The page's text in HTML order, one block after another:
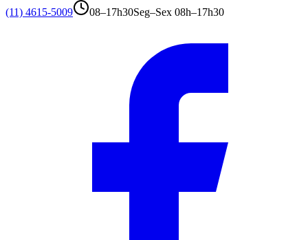
(11) 4615-5009 08–17h30Seg–Sex 08h–17h30